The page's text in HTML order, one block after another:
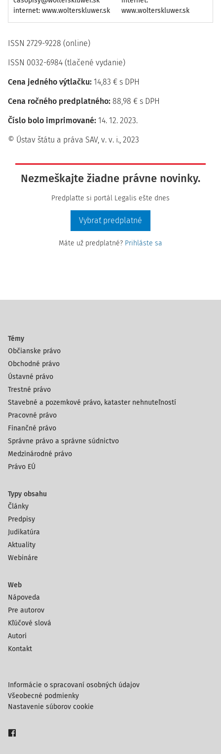
internet: www.wolterskluwer.sk
www.wolterskluwer.sk
ISSN 2729-9228 (online)
ISSN 0032-6984 (tlačené vydanie)
Cena jedného výtlačku: 14,83 € s DPH
Cena ročného predplatného: 88,98 € s DPH
Číslo bolo imprimované: 14. 12. 2023.
© Ústav štátu a práva SAV, v. v. i., 2023
Nezmeškajte žiadne právne novinky.
Predplaťte si portál Legalis ešte dnes
Vybrať predplatné
Máte už predplatné? Prihláste sa
Témy
Občianske právo
Obchodné právo
Ústavné právo
Trestné právo
Stavebné a pozemkové právo, kataster nehnuteľností
Pracovné právo
Finančné právo
Správne právo a správne súdnictvo
Medzinárodné právo
Právo EÚ
Typy obsahu
Články
Predpisy
Judikatúra
Aktuality
Webináre
Web
Nápoveda
Pre autorov
Kľúčové slová
Autori
Kontakt
Informácie o spracovaní osobných údajov
Všeobecné podmienky
Nastavenie súborov cookie